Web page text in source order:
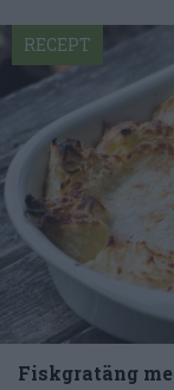
Fiskgratäng
RECEPT